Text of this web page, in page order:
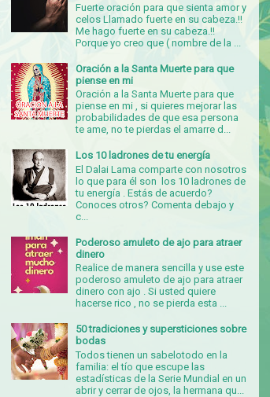
Fuerte oración para que sienta amor y
celos Llamado fuerte en su cabeza.!!
Me hago fuerte en su cabeza.!!
Porque yo creo que ( nombre de la ...
Oración a la Santa Muerte para que
piense en mi
Oración a la Santa Muerte para que
piense en mi , si quieres mejorar las
probabilidades de que esa persona
te ame, no te pierdas el amarre d...
Los 10 ladrones de tu energía
El Dalai Lama comparte con nosotros
lo que para él son los 10 ladrones de
tu energía . Estás de acuerdo?
Conoces otros? Comenta debajo y
c...
Poderoso amuleto de ajo para atraer
dinero
Realice de manera sencilla y use este
poderoso amuleto de ajo para atraer
dinero con ajo . Si usted quiere
hacerse rico , no se pierda esta ...
50 tradiciones y supersticiones sobre
bodas
Todos tienen un sabelotodo en la
familia: el tío que escupe las
estadísticas de la Serie Mundial en un
abrir y cerrar de ojos, la hermana qu...